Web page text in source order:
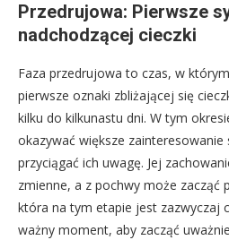
Przedrujowa: Pierwsze
nadchodzącej cieczki
Faza przedrujowa to czas, w
pierwsze oznaki zbliżającej się
kilku do kilkunastu dni. W tym
okazywać większe zainteresowanie
przyciągać ich uwagę. Jej
zmienne, a z pochwy może zacząć
która na tym etapie jest zazwyczaj
ważny moment, aby zacząć